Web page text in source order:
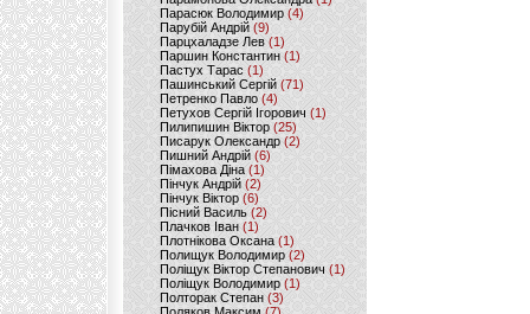
Парасюк Володимир(4)
Парубій Андрій (9)
Парцхаладзе Лев (1)
Паршин Константин(1)
Пастух Тарас (1)
Пашинський Сергій (71)
Петренко Павло (4)
Петухов Сергій Ігорович (1)
Пилипишин Віктор(25)
Писарук Олександр(2)
Пишний Андрій (6)
Пімахова Діна(1)
Пінчук Андрій(2)
Пінчук Віктор (6)
Пісний Василь (2)
Плачков Іван(1)
Плотнікова Оксана (1)
Полищук Володимир(2)
Поліщук Віктор Степанович(1)
Поліщук Володимир (1)
Полторак Степан(3)